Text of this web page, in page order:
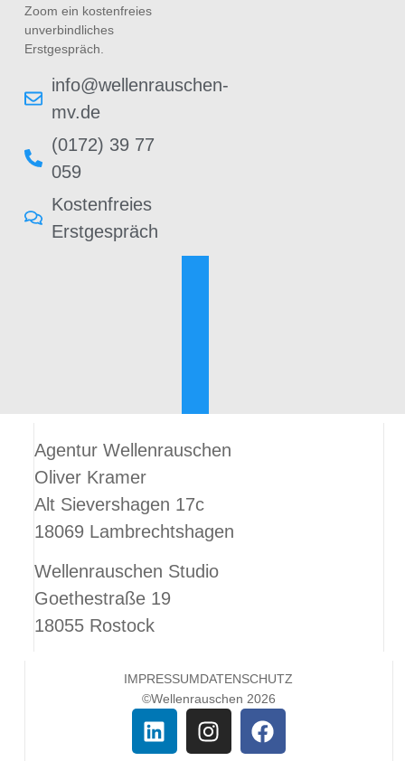
Zoom ein kostenfreies
unverbindliches
Erstgespräch.
info@wellenrauschen-
mv.de
(0172) 39 77
059
Kostenfreies
Erstgespräch
Agentur Wellenrauschen
Oliver Kramer
Alt Sievershagen 17c
18069 Lambrechtshagen
Wellenrauschen Studio
Goethestraße 19
18055 Rostock
IMPRESSUMDATENSCHUTZ
©Wellenrauschen 2026